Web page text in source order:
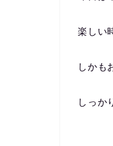
楽しい
しかも
しっか